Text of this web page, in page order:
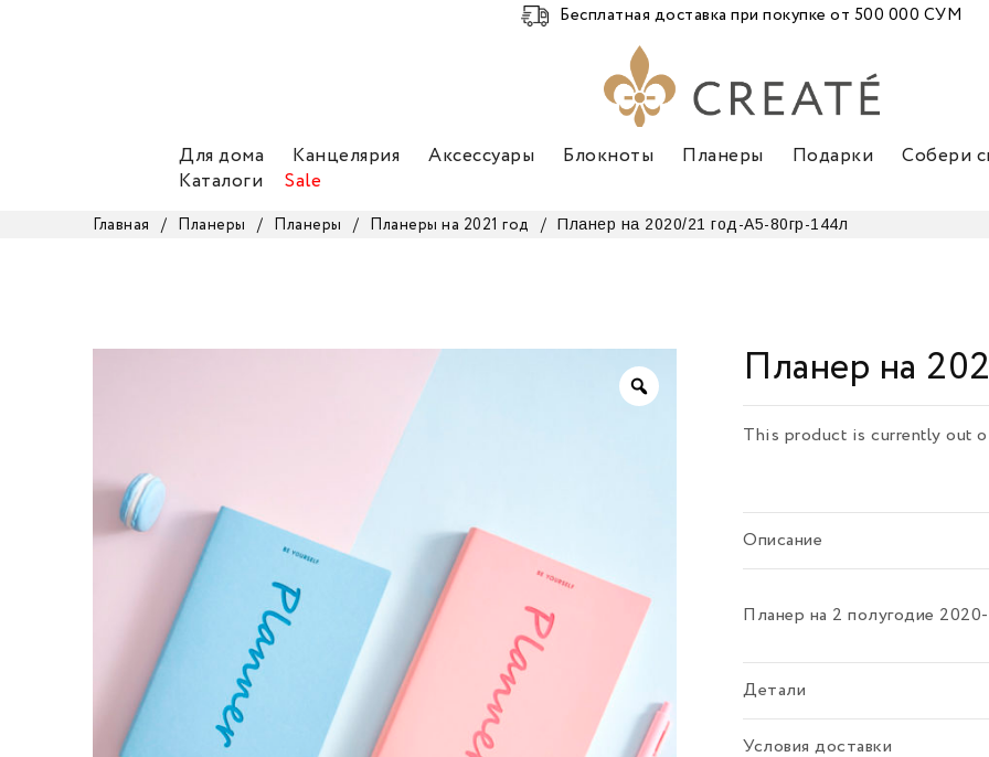
Бесплатная доставка при покупке от 500 000 СУМ
Для дома Канцелярия Аксессуары Блокноты Планеры Подарки
Собери
Каталоги
Sale
Главная / Планеры / Планеры / Планеры на 2021 год / Планер на 2020/21 год-А5-80гр-144л
Планер на
This product is currently out
Описание
Планер на 2 полугодие
Детали
Условия доставки